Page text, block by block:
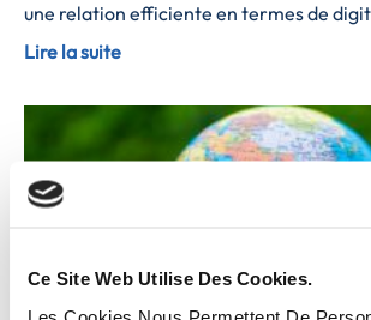
Ce Site Web Utilise Des Cookies.
Les Cookies Nous Permettent De
une relation efficiente en termes de
Lire la suite